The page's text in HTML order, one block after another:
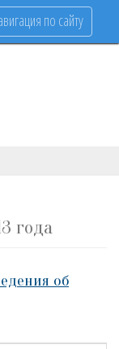
по сайту
года
об